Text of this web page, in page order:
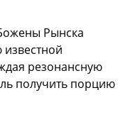
Рынска
резонансную
получить порцию